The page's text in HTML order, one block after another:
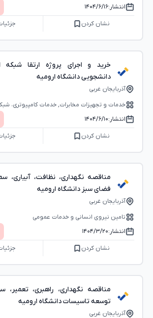
ذهاب، خدمات پستی
انتشار:۱۴۰۴/۶/۱۶
نشان کردن
خرید و اجرای پروژه ارتقا شبکه
دانشجویی دانشگاه ارومیه
آذربایجان غربی
خدمات و تجهیزات مخابرات, خدمات کامپیوتری،
انتشار:۱۴۰۴/۶/۱۰
نشان کردن
مناقصه نگهداری، نظافت، آبیاری،
فضای سبز دانشگاه ارومیه
آذربایجان غربی
تامین نیروی انسانی و خدمات عمومی
انتشار:۱۴۰۴/۳/۲۰
نشان کردن
مناقصه نگهداری، راهبری،
توسعه تاسیسات دانشگاه ارومیه
آذربایجان غربی